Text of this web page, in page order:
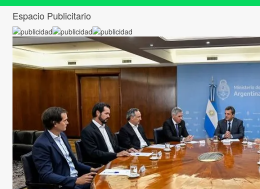
Espacio Publicitario